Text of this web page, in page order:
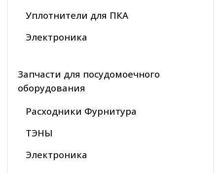
Уплотнители для ПКА
Электроника
Запчасти для посудомоечного
оборудования
Расходники Фурнитура
ТЭНЫ
Электроника